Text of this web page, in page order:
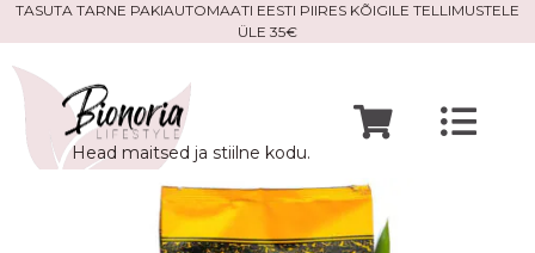
Skip
to
content
TASUTA TARNE PAKIAUTOMAATI EESTI PIIRES KÕIGILE TELLIMUSTELE
ÜLE 35€
Head maitsed ja stiilne kodu.